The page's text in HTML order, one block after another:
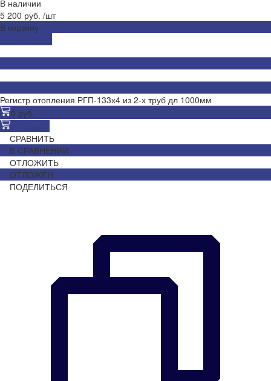
В наличии
5 200 руб. /шт
В корзину
Регистр отопления РГП-133х4 из 2-х труб дл 1000мм
0 руб.
СРАВНИТЬ
В СРАВНЕНИИ
ОТЛОЖИТЬ
ОТЛОЖЕН
ПОДЕЛИТЬСЯ